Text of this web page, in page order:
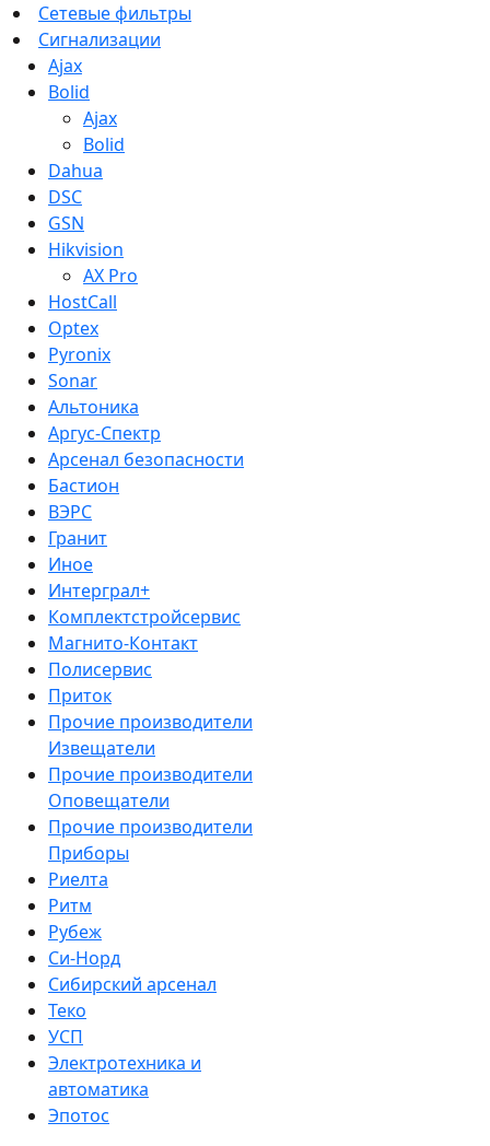
Сетевые фильтры
Сигнализации
Ajax
Bolid
Ajax
Bolid
Dahua
DSC
GSN
Hikvision
AX Pro
HostCall
Optex
Pyronix
Sonar
Альтоника
Аргус-Спектр
Арсенал безопасности
Бастион
ВЭРС
Гранит
Иное
Интерграл+
Комплектстройсервис
Магнито-Контакт
Полисервис
Приток
Прочие производители
Извещатели
Прочие производители
Оповещатели
Прочие производители
Приборы
Риелта
Ритм
Рубеж
Си-Норд
Сибирский арсенал
Теко
УСП
Электротехника и
автоматика
Эпотос